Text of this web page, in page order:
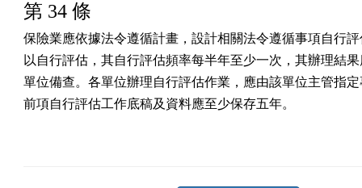
第 34 條
保險業應依據法令遵循計畫，設計相關法令遵循事項自行
以自行評估，其自行評估頻率每半年至少一次，其辦理結
單位備查。各單位辦理自行評估作業，應由該單位主管指
前項自行評估工作底稿及資料應至少保存五年。